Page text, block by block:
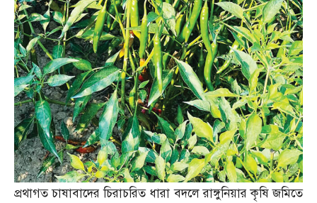
প্রথাগত চাষাবাদের চিরাচরিত ধারা বদলে রাঙ্গুনিয়ার কৃষি জমিতে